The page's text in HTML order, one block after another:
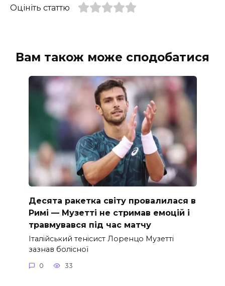
Оцініть статтю
Вам також може сподобатися
Десята ракетка світу провалилася в
Римі — Музетті не стримав емоцій і
травмувався під час матчу
Італійський тенісист Лоренцо Музетті
зазнав болісної
0 33